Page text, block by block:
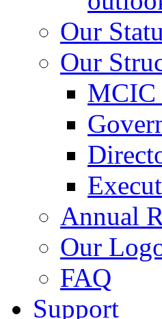
Our
Our
MCIC
Annual
Our
FAQ
Support